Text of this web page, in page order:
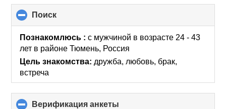
Поиск
to
collapse
contents
Познакомлюсь :с мужчиной в возрасте 24 - 43
лет в районе Тюмень, Россия
Цель знакомства: дружба, любовь, брак,
встреча
Верификация анкеты